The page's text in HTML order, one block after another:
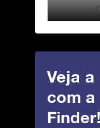
Veja
com a
Finder!